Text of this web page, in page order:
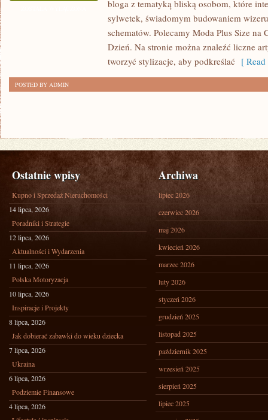
TWARZY
PLUS
SIZE
bloga z tematyką bliską osobom, które
sylwetek, świadomym budowaniem
schematów. Polecamy Moda Plus Size na
Dzień. Na stronie można znaleźć liczne
tworzyć stylizacje, aby podkreślać [
POSTED BY ADMIN
Ostatnie wpisy
Kupno i Sprzedaż Nieruchomości
14 lipca, 2026
Poradniki i Strategie
12 lipca, 2026
Aktualności i Wydarzenia
11 lipca, 2026
Polska Motoryzacja
10 lipca, 2026
Inspiracje i Projekty
8 lipca, 2026
Jak dobierać zabawki do wieku dziecka
7 lipca, 2026
Ukraina
6 lipca, 2026
Podziemie Finansowe
4 lipca, 2026
Archiwa
lipiec 2026
czerwiec 2026
maj 2026
kwiecień 2026
marzec 2026
luty 2026
styczeń 2026
grudzień 2025
listopad 2025
październik 2025
wrzesień 2025
sierpień 2025
lipiec 2025